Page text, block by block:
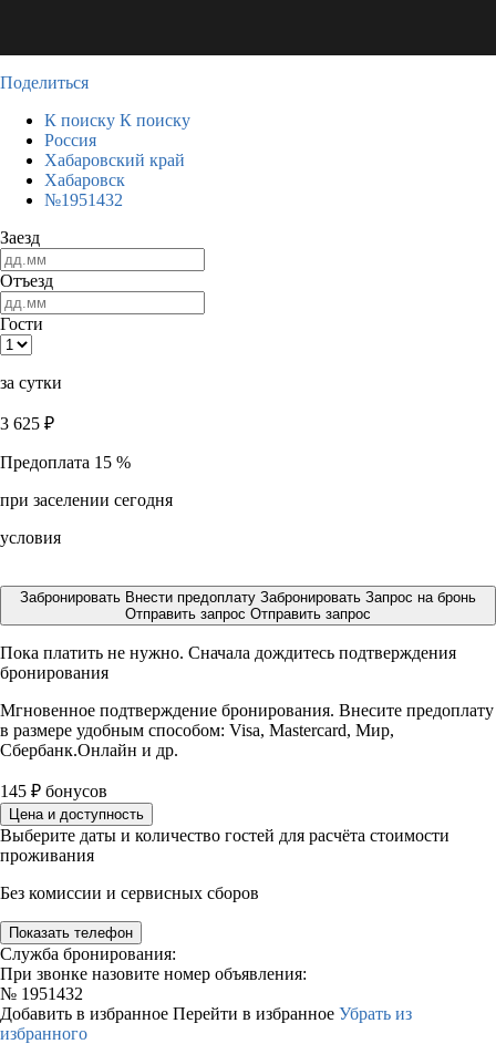
Поделиться
К поиску К поиску
Россия
Хабаровский край
Хабаровск
№1951432
Заезд
Отъезд
Гости
за сутки
3 625 ₽
Предоплата 15 %
при заселении сегодня
условия
Забронировать Внести предоплату Забронировать Запрос на бронь
Отправить запрос Отправить запрос
Пока платить не нужно. Сначала дождитесь подтверждения
бронирования
Мгновенное подтверждение бронирования. Внесите предоплату
в размере удобным способом: Visa, Mastercard, Мир,
Сбербанк.Онлайн и др.
145 ₽ бонусов
Цена и доступность
Выберите даты и количество гостей для расчёта стоимости
проживания
Без комиссии и сервисных сборов
Показать телефон
Служба бронирования:
При звонке назовите номер объявления:
№ 1951432
Добавить в избранное Перейти в избранное Убрать из
избранного